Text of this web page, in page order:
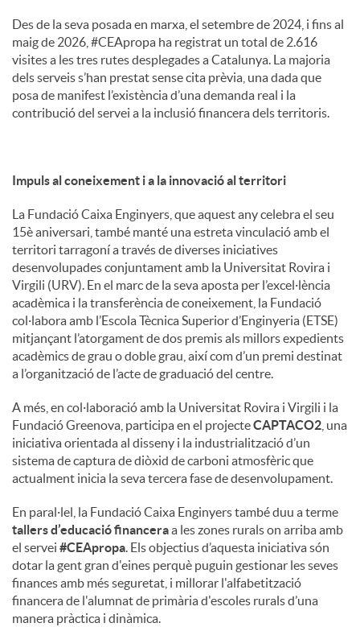
Des de la seva posada en marxa, el setembre de 2024, i fins al
maig de 2026, #CEApropa ha registrat un total de 2.616
visites a les tres rutes desplegades a Catalunya. La majoria
dels serveis s’han prestat sense cita prèvia, una dada que
posa de manifest l’existència d’una demanda real i la
contribució del servei a la inclusió financera dels territoris.
Impuls al coneixement i a la innovació al territori
La Fundació Caixa Enginyers, que aquest any celebra el seu
15è aniversari, també manté una estreta vinculació amb el
territori tarragoní a través de diverses iniciatives
desenvolupades conjuntament amb la Universitat Rovira i
Virgili (URV). En el marc de la seva aposta per l’excel·lència
acadèmica i la transferència de coneixement, la Fundació
col·labora amb l’Escola Tècnica Superior d’Enginyeria (ETSE)
mitjançant l’atorgament de dos premis als millors expedients
acadèmics de grau o doble grau, així com d’un premi destinat
a l’organització de l’acte de graduació del centre.
A més, en col·laboració amb la Universitat Rovira i Virgili i la
Fundació Greenova, participa en el projecteCAPTACO2 , una
iniciativa orientada al disseny i la industrialització d’un
sistema de captura de diòxid de carboni atmosfèric que
actualment inicia la seva tercera fase de desenvolupament.
En paral·lel, la Fundació Caixa Enginyers també duu a terme
tallers d’educació financeraa les zones rurals on arriba amb
el servei #CEApropa. Els objectius d’aquesta iniciativa són
dotar la gent gran d'eines perquè puguin gestionar les seves
finances amb més seguretat, i millorar l'alfabetització
financera de l'alumnat de primària d'escoles rurals d’una
manera pràctica i dinàmica.